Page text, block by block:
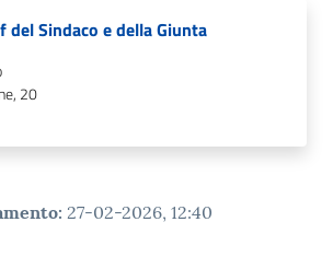
Sindaco e della Giunta
20
: 27-02-2026, 12:40